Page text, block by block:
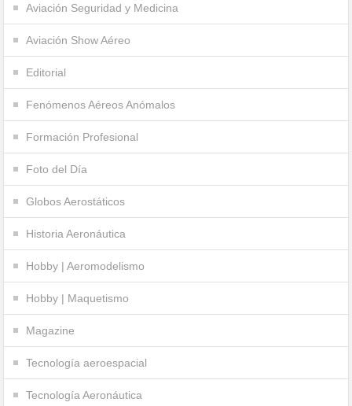
Aviación Seguridad y Medicina
Aviación Show Aéreo
Editorial
Fenómenos Aéreos Anómalos
Formación Profesional
Foto del Día
Globos Aerostáticos
Historia Aeronáutica
Hobby | Aeromodelismo
Hobby | Maquetismo
Magazine
Tecnología aeroespacial
Tecnología Aeronáutica